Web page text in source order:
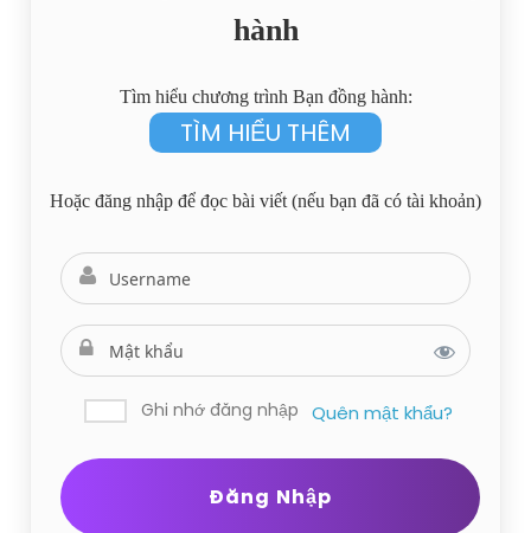
hành
Tìm hiểu chương trình Bạn đồng hành:
TÌM HIỂU THÊM
Hoặc đăng nhập để đọc bài viết (nếu bạn đã có tài khoản)
Ghi nhớ đăng nhập Quên mật khẩu?